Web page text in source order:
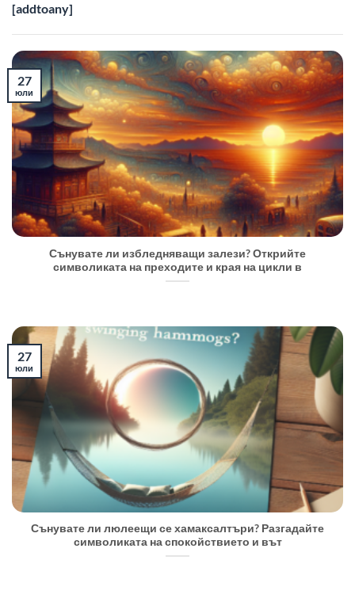
[addtoany]
Сънувате ли избледняващи залези? Открийте
символиката на преходите и края на цикли в
27
юли
Сънувате ли люлеещи се хамаксалтъри? Разгадайте
символиката на спокойствието и вът
27
юли